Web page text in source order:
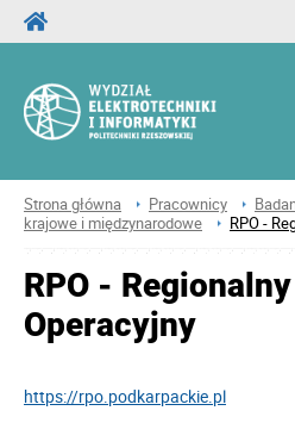
Strona główna Pracownicy
krajowe i międzynarodowe
RPO -
RPO -
Operacyjny
https://rpo.podkarpackie.pl